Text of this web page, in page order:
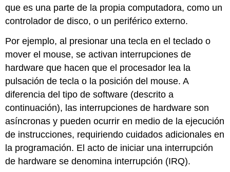
que es una parte de la propia computadora, como un
controlador de disco, o un periférico externo.
Por ejemplo, al presionar una tecla en el teclado o
mover el mouse, se activan interrupciones de
hardware que hacen que el procesador lea la
pulsación de tecla o la posición del mouse. A
diferencia del tipo de software (descrito a
continuación), las interrupciones de hardware son
asíncronas y pueden ocurrir en medio de la ejecución
de instrucciones, requiriendo cuidados adicionales en
la programación. El acto de iniciar una interrupción
de hardware se denomina interrupción (IRQ).